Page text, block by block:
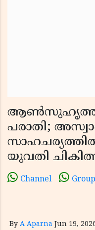
പരാതി;
യുവതി
Channel Group
By A Aparna Jun 19,